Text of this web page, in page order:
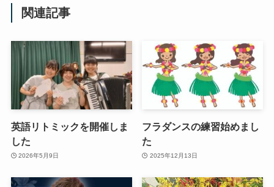
関連記事
英語リトミックを開催しま
した
2026年5月9日
フラダンスの練習始めまし
た
2025年12月13日